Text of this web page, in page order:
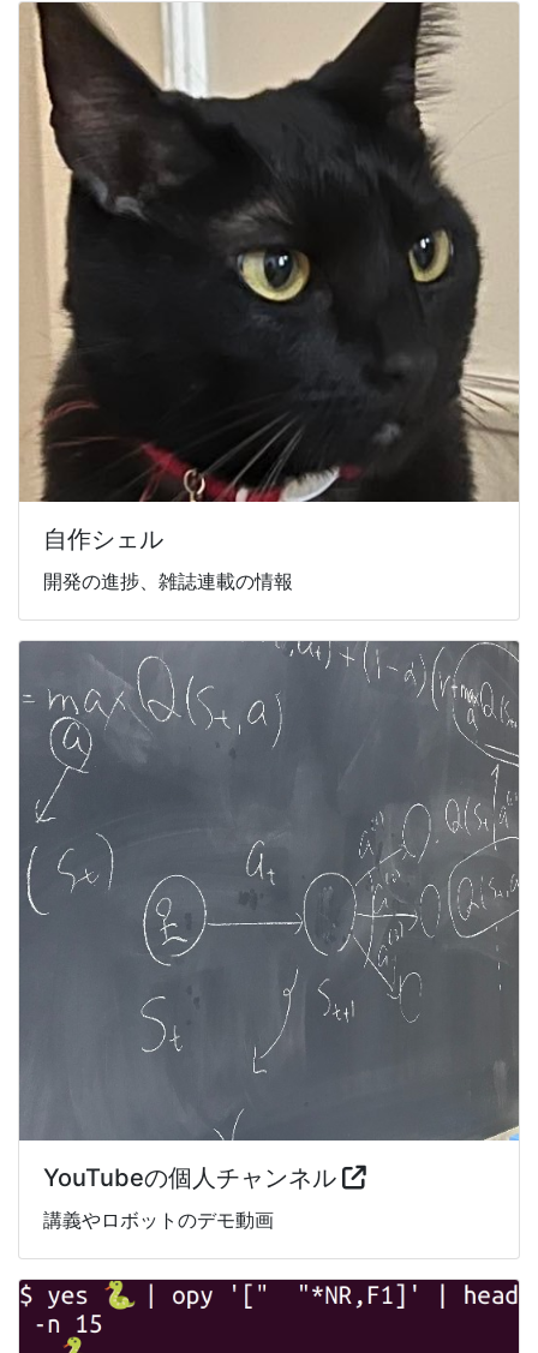
自作シェル
開発の進捗、雑誌連載の情報
YouTubeの個人チャンネル
講義やロボットのデモ動画